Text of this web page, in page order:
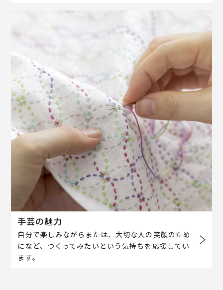
手芸の魅力
自分で楽しみながらまたは、大切な人の笑顔のため
になど、つくってみたいという気持ちを応援してい
ます。